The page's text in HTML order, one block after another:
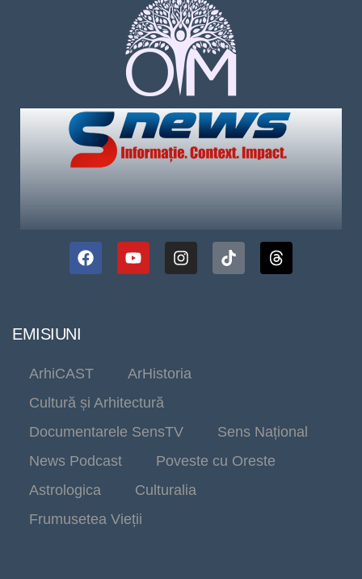
EMISIUNI
ArhiCAST
ArHistoria
Cultură și Arhitectură
Documentarele SensTV
Sens Național
News Podcast
Poveste cu Oreste
Astrologica
Culturalia
Frumusetea Vieții